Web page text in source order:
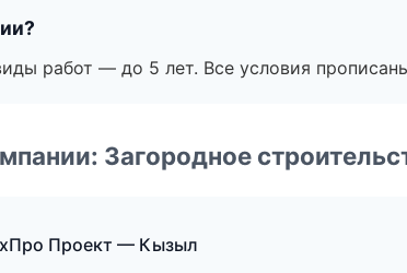
работ — до 5 лет. Все условия
Загородное
Проект — Кызыл